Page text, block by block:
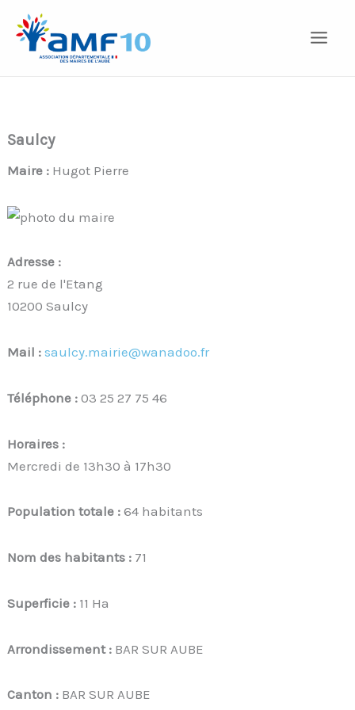
contenu
Saulcy
Maire : Hugot Pierre
Adresse :
2 rue de l'Etang
10200 Saulcy
Mail : saulcy.mairie@wanadoo.fr
Téléphone :03 25 27 75 46
Horaires :
Mercredi de 13h30 à 17h30
Population totale :64 habitants
Nom des habitants : 71
Superficie : 11 Ha
Arrondissement : BAR SUR AUBE
Canton : BAR SUR AUBE